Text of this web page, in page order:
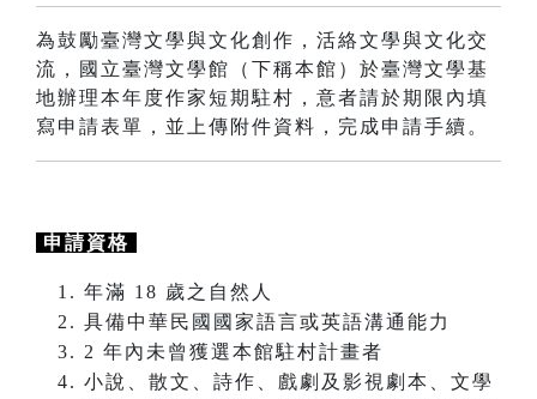
為鼓勵臺灣文學與文化創作，活絡文學與文化交
流，國立臺灣文學館（下稱本館）於臺灣文學基
地辦理本年度作家短期駐村，意者請於期限內填
寫申請表單，並上傳附件資料，完成申請手續。
申請資格
年滿 18 歲之自然人
具備中華民國國家語言或英語溝通能力
2 年內未曾獲選本館駐村計畫者
小說、散文、詩作、戲劇及影視劇本、文學